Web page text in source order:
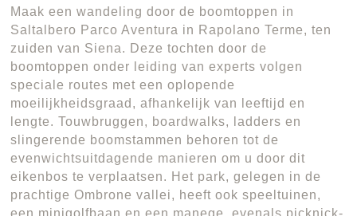
Maak een wandeling door de boomtoppen in
Saltalbero Parco Aventura in Rapolano Terme, ten
zuiden van Siena. Deze tochten door de
boomtoppen onder leiding van experts volgen
speciale routes met een oplopende
moeilijkheidsgraad, afhankelijk van leeftijd en
lengte. Touwbruggen, boardwalks, ladders en
slingerende boomstammen behoren tot de
evenwichtsuitdagende manieren om u door dit
eikenbos te verplaatsen. Het park, gelegen in de
prachtige Ombrone vallei, heeft ook speeltuinen,